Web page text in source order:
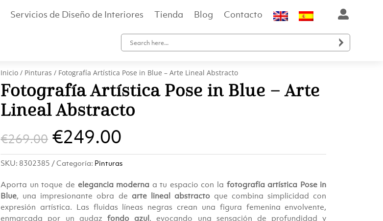

Servicios de Diseño de Interiores Tienda Blog Contacto
Inicio / Pinturas / Fotografía Artística Pose in Blue – Arte Lineal Abstracto
Fotografía Artística Pose in Blue – Arte
Lineal Abstracto
€269.00 El
precio
original
era:
€249.00
precio
actual
es:
SKU: 8302385 Categoría: Pinturas
Aporta un toque de elegancia moderna a tu espacio con la fotografía artística Pose in
Blue, una impresionante obra de arte lineal abstractoque combina simplicidad con
expresión artística. Las fluidas líneas negras crean una figura femenina envolvente,
enmarcada por un audaz fondo azul, evocando una sensación de profundidad y